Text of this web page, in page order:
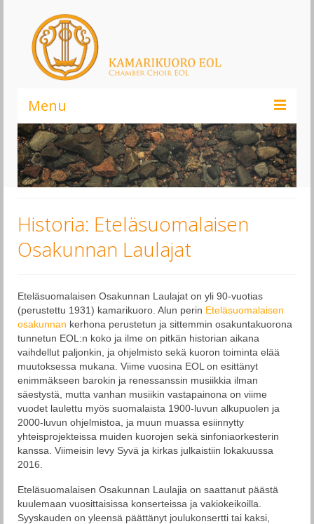
Menu
Kamarikuoro EOL – Elämä On Laulamista!
Infoa kuorosta
Kannatusjäsenyys
Ajankohtaista
Esiintymiset
Ohjelmisto
Levyt
Tilaa kuoro
Yhteystiedot
EOL historia
Historia: Eteläsuomalaisen Osakunnan
Laulajat
Historia: Eteläsuomalaisen
Osakunnan Laulajat
Eteläsuomalaisen Osakunnan Laulajat on yli 90-vuotias
(perustettu 1931) kamarikuoro. Alun perin Eteläsuomalaisen
osakunnan kerhona perustetun ja sittemmin osakuntakuorona
tunnetun EOL:n koko ja ilme on pitkän historian aikana
vaihdellut paljonkin, ja ohjelmisto sekä kuoron toiminta elää
muutoksessa mukana. Viime vuosina EOL on esittänyt
enimmäkseen barokin ja renessanssin musiikkia ilman
säestystä, mutta vanhan musiikin vastapainona on viime
vuodet laulettu myös suomalaista 1900-luvun alkupuolen ja
2000-luvun ohjelmistoa, ja muun muassa esiinnytty
yhteisprojekteissa muiden kuorojen sekä sinfoniaorkesterin
kanssa. Viimeisin levy Syvä ja kirkas julkaistiin lokakuussa
2016.
Eteläsuomalaisen Osakunnan Laulajia on saattanut päästä
kuulemaan vuosittaisissa konserteissa ja vakiokeikoilla.
Syyskauden on yleensä päättänyt joulukonsertti tai kaksi,